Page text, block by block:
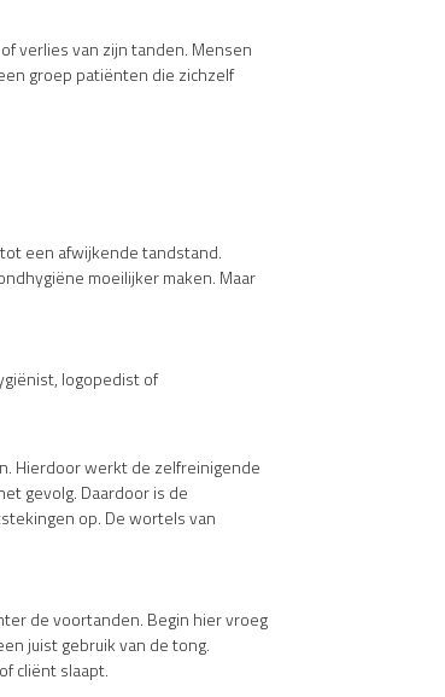
verlies van zijn tanden. Mensen
groep patiënten die zichzelf
een afwijkende tandstand.
moeilijker maken. Maar
logopedist of
Hierdoor werkt de zelfreinigende
gevolg. Daardoor is de
op. De wortels van
de voortanden. Begin hier vroeg
juist gebruik van de tong.
cliënt slaapt.